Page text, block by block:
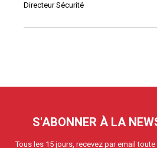
Directeur Sécurité
S'ABONNER À LA
Tous les 15 jours, recevez par email